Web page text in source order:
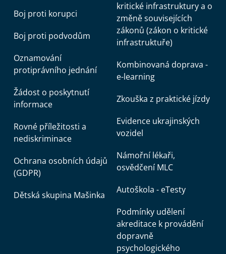
Boj proti korupci
Boj proti podvodům
Oznamování
protiprávního jednání
Žádost o poskytnutí
informace
Rovné příležitosti a
nediskriminace
Ochrana osobních údajů
(GDPR)
Dětská skupina Mašinka
kritické infrastruktury a o
změně souvisejících
zákonů (zákon o kritické
infrastruktuře)
Kombinovaná doprava -
e-learning
Zkouška z praktické jízdy
Evidence ukrajinských
vozidel
Námořní lékaři,
osvědčení MLC
Autoškola - eTesty
Podmínky udělení
akreditace k provádění
dopravně
psychologického